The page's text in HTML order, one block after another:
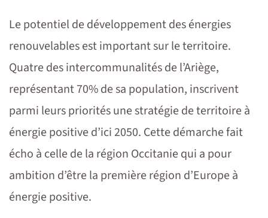
Le potentiel de développement des énergies
renouvelables est important sur le territoire.
Quatre des intercommunalités de l’Ariège,
représentant 70% de sa population, inscrivent
parmi leurs prioritésune stratégie de territoire à
énergie positive d’ici 2050. Cette démarche fait
écho à celle de la région Occitanie qui a pour
ambition d’être la première région d’Europe à
énergie positive.